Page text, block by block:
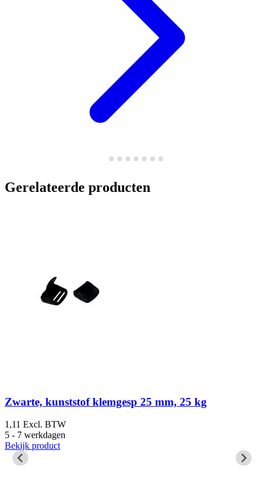
Gerelateerde producten
Zwarte, kunststof klemgesp 25 mm, 25 kg
1,11 Excl. BTW
5 - 7 werkdagen
Bekijk product